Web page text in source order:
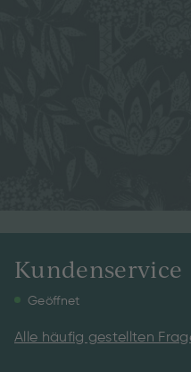
Kundenservice
Geöffnet
Alle häufig gestellten